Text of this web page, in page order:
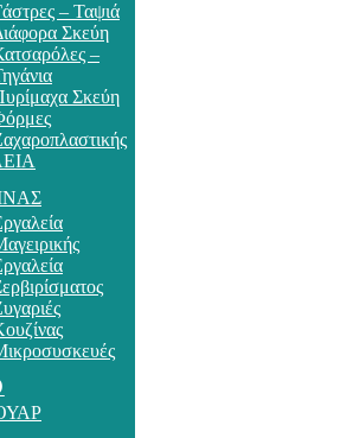
– Ταψιά
Σκεύη
–
Σκεύη